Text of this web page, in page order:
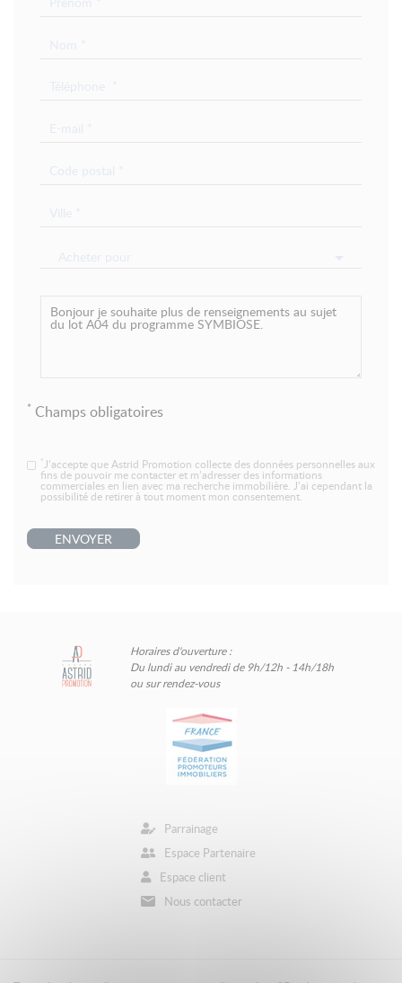
* Champs obligatoires
*J’accepte que Astrid Promotion collecte des données personnelles aux
fins de pouvoir me contacter et m’adresser des informations
commerciales en lien avec ma recherche immobilière. J’ai cependant la
possibilité de retirer à tout moment mon consentement.
ENVOYER
Horaires d'ouverture :
Du lundi au vendredi de 9h/12h - 14h/18h
ou sur rendez-vous
Parrainage
Espace Partenaire
Espace client
Nous contacter